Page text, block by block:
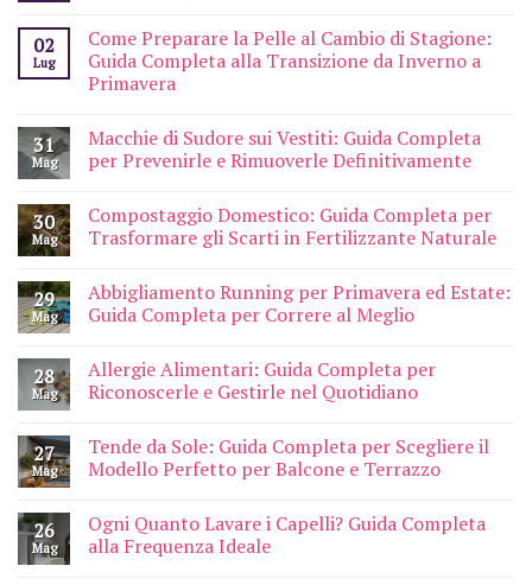
02
Lug
Come Preparare la Pelle al Cambio di Stagione:
Guida Completa alla Transizione da Inverno a
Primavera
31
Mag
Macchie di Sudore sui Vestiti: Guida Completa
per Prevenirle e Rimuoverle Definitivamente
30
Mag
Compostaggio Domestico: Guida Completa per
Trasformare gli Scarti in Fertilizzante Naturale
29
Mag
Abbigliamento Running per Primavera ed Estate:
Guida Completa per Correre al Meglio
28
Mag
Allergie Alimentari: Guida Completa per
Riconoscerle e Gestirle nel Quotidiano
27
Mag
Tende da Sole: Guida Completa per Scegliere il
Modello Perfetto per Balcone e Terrazzo
26
Mag
Ogni Quanto Lavare i Capelli? Guida Completa
alla Frequenza Ideale